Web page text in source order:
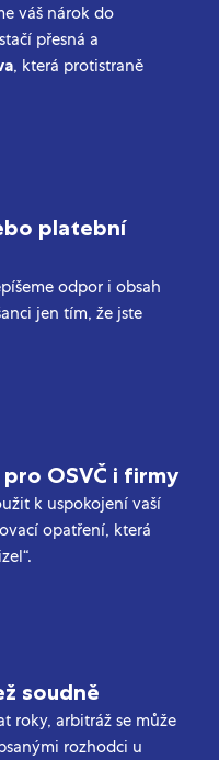
váš nárok do
přesná a
, která protistraně
platební
odpor i obsah
jen tím, že jste
OSVČ i firmy
k uspokojení vaší
opatření, která
soudně
roky, arbitráž se může
rozhodci u